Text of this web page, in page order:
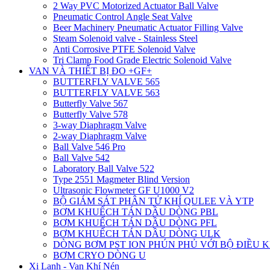
2 Way PVC Motorized Actuator Ball Valve
Pneumatic Control Angle Seat Valve
Beer Machinery Pneumatic Actuator Filling Valve
Steam Solenoid valve - Stainless Steel
Anti Corrosive PTFE Solenoid Valve
Tri Clamp Food Grade Electric Solenoid Valve
VAN VÀ THIẾT BỊ ĐO +GF+
BUTTERFLY VALVE 565
BUTTERFLY VALVE 563
Butterfly Valve 567
Butterfly Valve 578
3-way Diaphragm Valve
2-way Diaphragm Valve
Ball Valve 546 Pro
Ball Valve 542
Laboratory Ball Valve 522
Type 2551 Magmeter Blind Version
Ultrasonic Flowmeter GF U1000 V2
BỘ GIÁM SÁT PHÂN TỬ KHÍ QULEE VÀ YTP
BƠM KHUẾCH TÁN DẦU DÒNG PBL
BƠM KHUẾCH TÁN DẦU DÒNG PFL
BƠM KHUẾCH TÁN DẦU DÒNG ULK
DÒNG BƠM PST ION PHÚN PHỦ VỚI BỘ ĐIỀU
BƠM CRYO DÒNG U
Xi Lanh - Van Khí Nén